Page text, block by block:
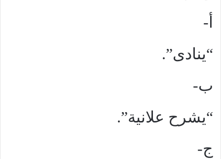
أ-
“ينادى”.
ب-
“يشرح علانية”.
ج-